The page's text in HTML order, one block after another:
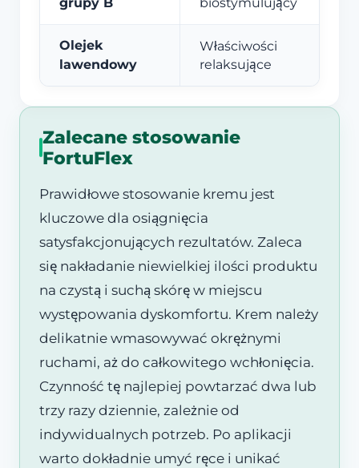
Olejek
lawendowy
Właściwości
relaksujące
Zalecane stosowanie
FortuFlex
Prawidłowe stosowanie kremu jest
kluczowe dla osiągnięcia
satysfakcjonujących rezultatów. Zaleca
się nakładanie niewielkiej ilości produktu
na czystą i suchą skórę w miejscu
występowania dyskomfortu. Krem należy
delikatnie wmasowywać okrężnymi
ruchami, aż do całkowitego wchłonięcia.
Czynność tę najlepiej powtarzać dwa lub
trzy razy dziennie, zależnie od
indywidualnych potrzeb. Po aplikacji
warto dokładnie umyć ręce i unikać